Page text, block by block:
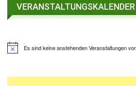
VERANSTALTUNGSKALENDER
Es sind keine anstehenden Veranstaltungen